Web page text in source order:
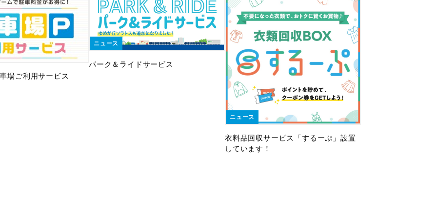
場ご利用サービス
ニュース
パーク＆ライドサービス
ニュース
衣料品回収サービス「するーぷ」設置
しています！